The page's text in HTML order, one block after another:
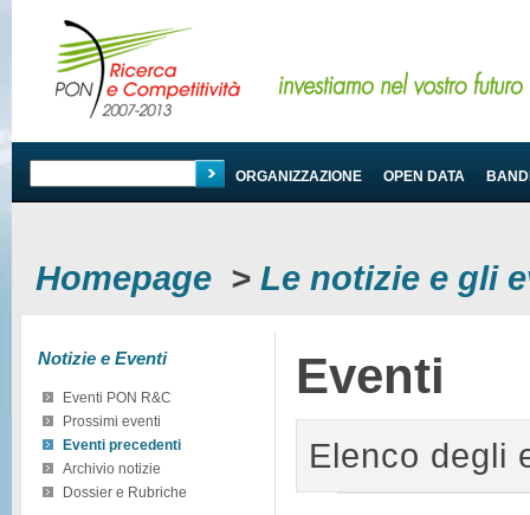
PROGRAMMA ORGANIZZAZIONE OPEN DATA
Homepage > Le notizie e gli
Notizie e Eventi
Eventi PON R&C
Prossimi eventi
Eventi precedenti
Archivio notizie
Dossier e Rubriche
Eventi
Elenco degli